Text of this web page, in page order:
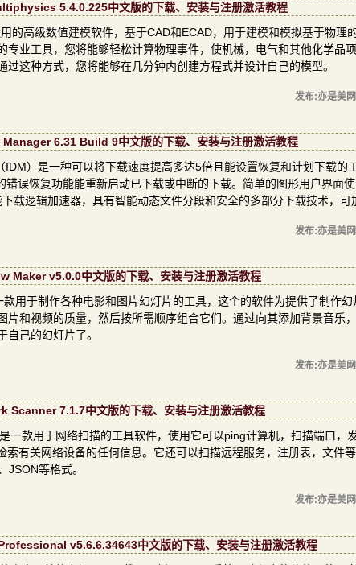
5.4.0.225中文版的下载、安装与注册激活教程
的高级数值建模软件，基于CAD和ECAD，用于建模和模拟基于物理
专业工具，您将能够轻松计算物理事件，使机械，电气和其他化学品
这种方式，您将能够在几分钟内创建方程式并设计自己的模型。
发布:亦是美
6.31 Build 9中文版的下载、安装与注册激活教程
）是一种可以将下载速度提高多达5倍且能设置恢复和计划下载的
错误恢复功能能重新启动已下载或中断的下载。简单的图形用户界面
载逻辑加速器，具有智能动态文件分段和安全的多部分下载技术，可
发布:亦是美
Maker v5.0.0中文版的下载、安装与注册激活教程
用于制作各种电影和图片幻灯片的工具，这个的软件为提供了制作
片和视频的质量，然后按所需顺序组合它们。通过向其添加背景音乐
自己的幻灯片了。
发布:亦是美
Scanner 7.1.7中文版的下载、安装与注册激活教程
一款用于网络扫描的工具软件，使用它可以ping计算机，扫描端口，
索有关网络设备的任何信息。它还可以扫描远程服务，注册表，文件
JSON等格式。
发布:亦是美
v5.6.6.34643中文版的下载、安装与注册激活教程